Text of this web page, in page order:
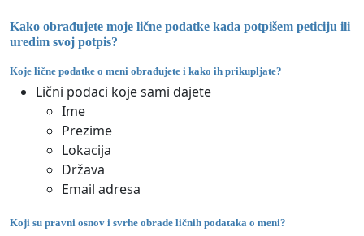
Kako obrađujete moje lične podatke kada potpišem peticiju ili
uredim svoj potpis?
Koje lične podatke o meni obrađujete i kako ih prikupljate?
Lični podaci koje sami dajete
Ime
Prezime
Lokacija
Država
Email adresa
Koji su pravni osnov i svrhe obrade ličnih podataka o meni?